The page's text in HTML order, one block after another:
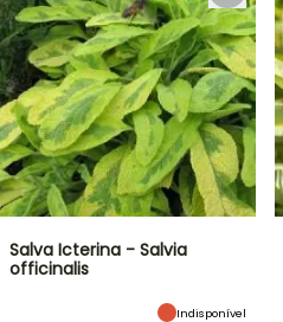
Salva Icterina - Salvia
officinalis
Indisponível